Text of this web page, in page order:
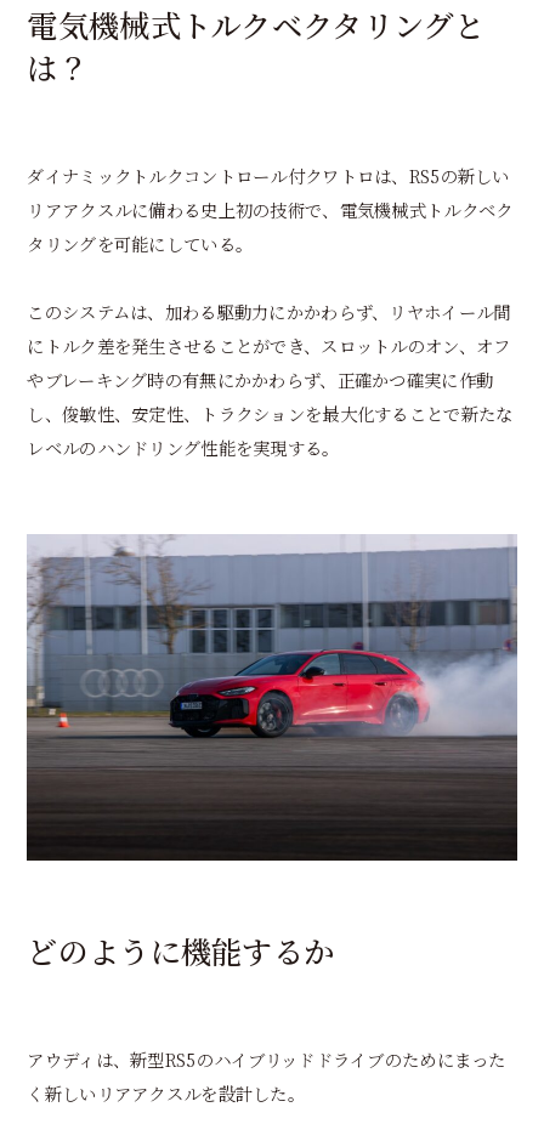
電気機械式トルクベクタリングと
は？
ダイナミックトルクコントロール付クワトロは、RS5の新しい
リアアクスルに備わる史上初の技術で、電気機械式トルクベク
タリングを可能にしている。
このシステムは、加わる駆動力にかかわらず、リヤホイール間
にトルク差を発生させることができ、スロットルのオン、オフ
やブレーキング時の有無にかかわらず、正確かつ確実に作動
し、俊敏性、安定性、トラクションを最大化することで新たな
レベルのハンドリング性能を実現する。
どのように機能するか
アウディは、新型RS5のハイブリッドドライブのためにまった
く新しいリアアクスルを設計した。